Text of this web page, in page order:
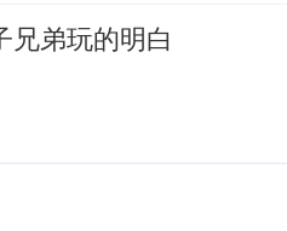
弟玩的明白